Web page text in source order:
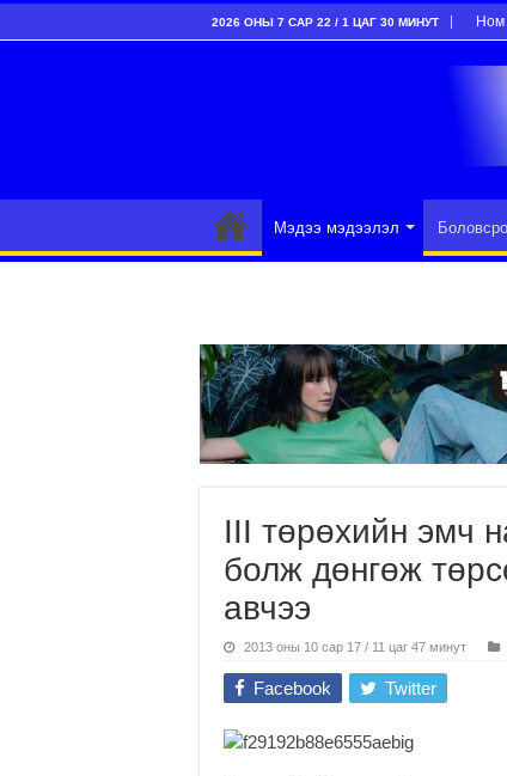
2026 ОНЫ 7 САР 22 / 1 ЦАГ 30 МИНУТ Ном
Мэдээ мэдээлэл
III төрөхийн эмч
болж дөнгөж
авчээ
2013 оны 10 сар 17 / 11 цаг 47 минут
Facebook Twitter